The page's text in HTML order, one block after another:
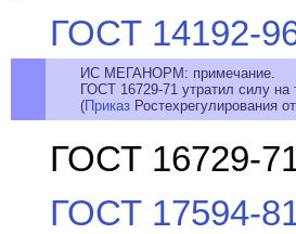
ГОСТ 14192-
ИС МЕГАНОРМ: примечание.
ГОСТ 16729-71 утратил силу
(Приказ Ростехрегулирования
ГОСТ 16729-
ГОСТ 17594-